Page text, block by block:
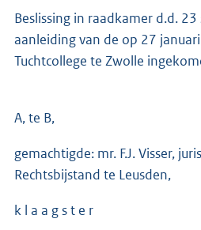
Beslissing in raadkamer d.d.
aanleiding van de op 27
Tuchtcollege te Zwolle
A, te B,
gemachtigde: mr. F.J. Visser,
Rechtsbijstand te Leusden,
k l a a g s t e r